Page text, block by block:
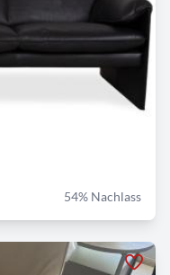
54% Nachlass